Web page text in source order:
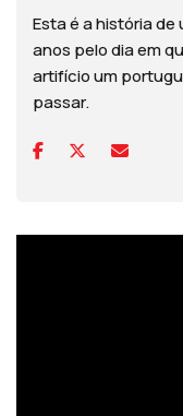
Esta é a história
anos pelo dia em
artifício um
passar.